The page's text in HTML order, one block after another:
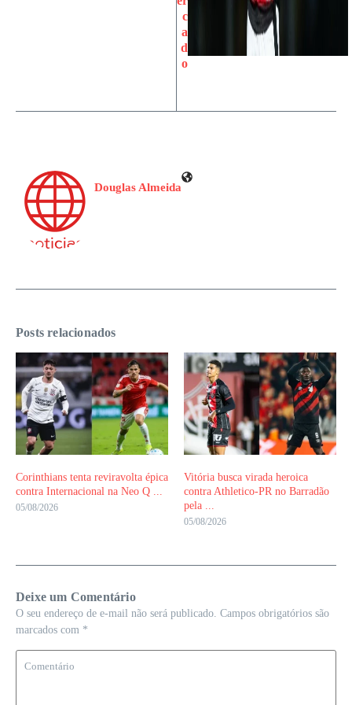
c
a
d
o
Douglas Almeida
Posts relacionados
Corinthians tenta reviravolta épica
contra Internacional na Neo Q ...
05/08/2026
Vitória busca virada heroica
contra Athletico-PR no Barradão
pela ...
05/08/2026
Deixe um Comentário
O seu endereço de e-mail não será publicado. Campos obrigatórios são
marcados com *